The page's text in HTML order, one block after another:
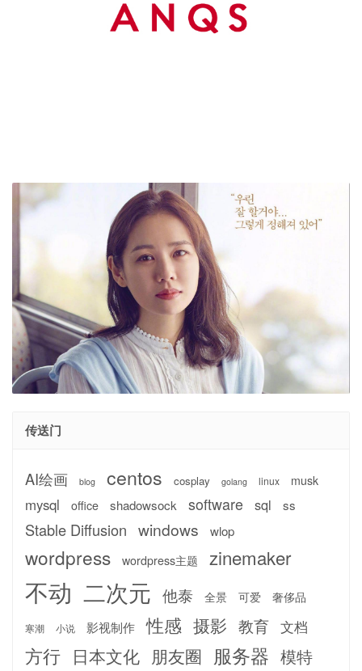
传送门
AI绘画 blog centos cosplay golang linux musk
mysql office shadowsock software sql ss
Stable Diffusion windows wlop
wordpress wordpress主题 zinemaker
不动 二次元 他泰 全景 可爱 奢侈品
寒潮 小说 影视制作 性感 摄影 教育 文档
方行 日本文化 朋友圈 服务器 模特